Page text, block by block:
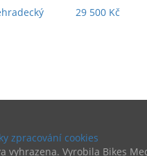
155 000 Kč
zpracování cookies
vyhrazena. Vyrobila Bikes